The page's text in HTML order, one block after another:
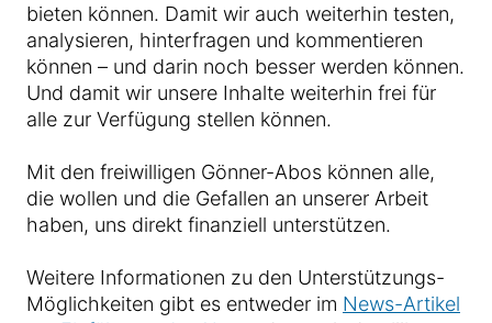
bieten können. Damit wir auch weiterhin testen,
analysieren, hinterfragen und kommentieren
können – und darin noch besser werden können.
Und damit wir unsere Inhalte weiterhin frei für
alle zur Verfügung stellen können.
Mit den freiwilligen Gönner-Abos können alle,
die wollen und die Gefallen an unserer Arbeit
haben, uns direkt finanziell unterstützen.
Weitere Informationen zu den Unterstützungs-
Möglichkeiten gibt es entweder im News-Artikel